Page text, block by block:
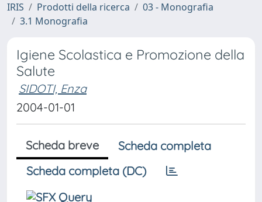
IRIS Prodotti della ricerca
03 - Monografia
3.1 Monografia
Igiene Scolastica e Promozione della
Salute
SIDOTI, Enza
2004-01-01
Scheda breve
Scheda completa
Scheda completa (DC)